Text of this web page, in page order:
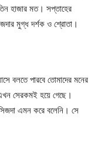
হাজার মত। সপ্তাহের
মুগ্ধ দর্শক ও শ্রোতা।
বলতে পারবে তোমাদের মনের
সেরকমই হয়ে গেছে।
এমন করে বলেনি। সে